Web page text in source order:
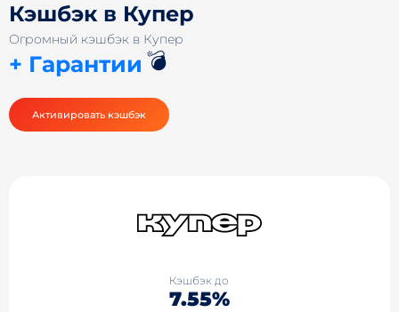
Кэшбэк в Купер
Огромный кэшбэк в Купер
+ Гарантии 💣
Активировать кэшбэк
Кэшбэк до
7.55%